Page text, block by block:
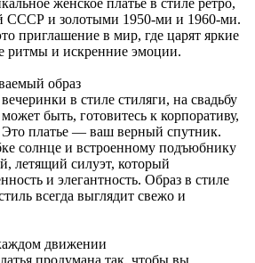
женское платье в стиле ретро,
СССР и золотыми 1950-ми и 1960-ми.
приглашение в мир, где царят яркие
ритмы и искренние эмоции.
образ
в стиле стиляги, на свадьбу
быть, готовитесь к корпоративу,
платье — ваш верный спутник.
солнце и встроенному подъюбнику
летящий силуэт, который
и элегантность. Образ в стиле
всегда выглядит свежо и
движении